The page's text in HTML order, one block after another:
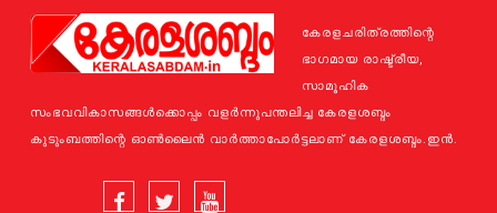
കേരളചരിത്രത്തിന്റെ
ഭാഗമായ രാഷ്ട്രീയ,
സാമൂഹിക
സംഭവവികാസങ്ങള്‍ക്കൊപ്പം വളര്‍ന്നുപന്തലിച്ച കേരളശബ്ദം
കുടുംബത്തിന്റെ ഓണ്‍ലൈന്‍ വാര്‍ത്താപോര്‍ട്ടലാണ് കേരളശബ്ദം.ഇന്‍.